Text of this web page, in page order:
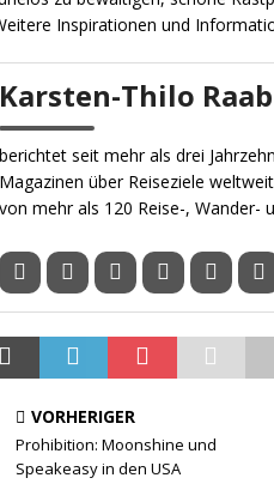
Inspirationen und
Karsten-Thilo Raab
berichtet seit mehr als drei
Magazinen über Reiseziele
von mehr als 120 Reise-, Wander-
VORHERIGER
Prohibition: Moonshine und
Speakeasy in den USA